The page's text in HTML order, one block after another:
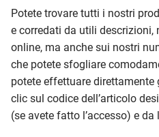
Potete trovare tutti i nostri
e corredati da utili
online, ma anche sui nostri
che potete sfogliare
potete effettuare
clic sul codice dell’articolo
(se avete fatto l’accesso) e da